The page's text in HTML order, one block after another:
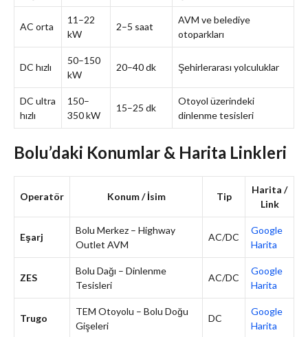
AC orta
11–22
kW
2–5 saat
AVM ve belediye
otoparkları
DC hızlı
50–150
kW
20–40 dk Şehirlerarası yolculuklar
DC ultra
hızlı
150–
350 kW
15–25 dk
Otoyol üzerindeki
dinlenme tesisleri
Bolu’daki Konumlar & Harita Linkleri
Operatör Konum / İsim Tip
Harita /
Link
Eşarj
Bolu Merkez – Highway
Outlet AVM
AC/DC
Google
Harita
ZES
Bolu Dağı – Dinlenme
Tesisleri
AC/DC
Google
Harita
Trugo
TEM Otoyolu – Bolu Doğu
Gişeleri
DC
Google
Harita